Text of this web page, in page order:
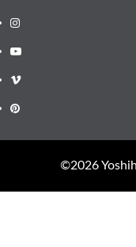
Instagram
Youtube
Vimeo
Pinterest
©︎2026